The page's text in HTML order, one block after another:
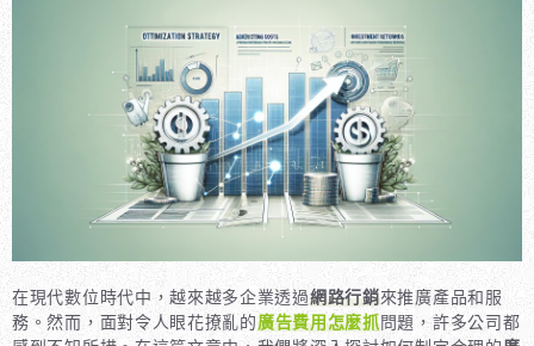
在現代數位時代中，越來越多企業透過網路行銷來推廣產品和服
務。然而，面對令人眼花撩亂的廣告費用怎麼抓問題，許多公司都